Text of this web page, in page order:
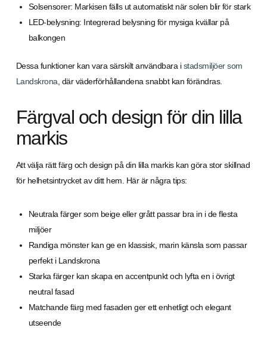
Solsensorer: Markisen fälls ut automatiskt när solen blir för stark
LED-belysning: Integrerad belysning för mysiga kvällar på
balkongen
Dessa funktioner kan vara särskilt användbara istadsmiljöer som
Landskrona , där väderförhållandena snabbt kan förändras.
Färgval och design för din lilla
markis
Att välja rätt färg och design på din lilla markis kan göra stor skillnad
för helhetsintrycket av ditt hem. Här är några tips:
Neutrala färger som beige eller grått passar bra in i de flesta
miljöer
Randiga mönster kan ge en klassisk, marin känsla som passar
perfekt i Landskrona
Starka färger kan skapa en accentpunkt och lyfta en i övrigt
neutral fasad
Matchande färg med fasaden ger ett enhetligt och elegant
utseende